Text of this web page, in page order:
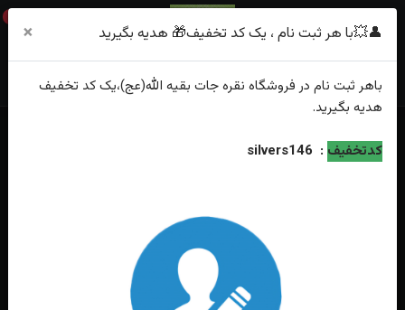
0
خانه فهرست محصولات
👤💥با هر ثبت نام ، یک کد تخفیف🎁 هدیه بگیرید ×
باهر ثبت نام در فروشگاه نقره جات بقیه الله(عج)،یک کد تخفیف
هدیه بگیرید.
کدتخفیف :
silvers146